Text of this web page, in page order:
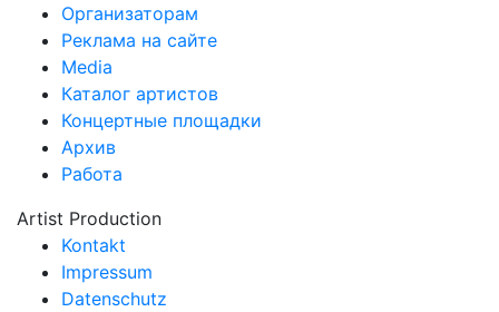
Организаторам
Реклама на сайте
Media
Каталог артистов
Концертные площадки
Архив
Работа
Artist Production
Kontakt
Impressum
Datenschutz